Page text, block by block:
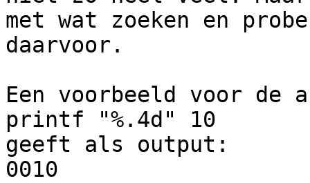
met wat zoeken en
daarvoor.
Een voorbeeld voor de
printf "%.4d" 10
geeft als output:
0010